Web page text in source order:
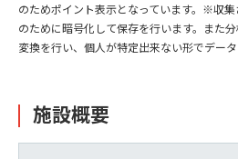
のためポイント表示となっています。※収
のために暗号化して保存を行います。また
変換を行い、個人が特定出来ない形でデータ
施設概要